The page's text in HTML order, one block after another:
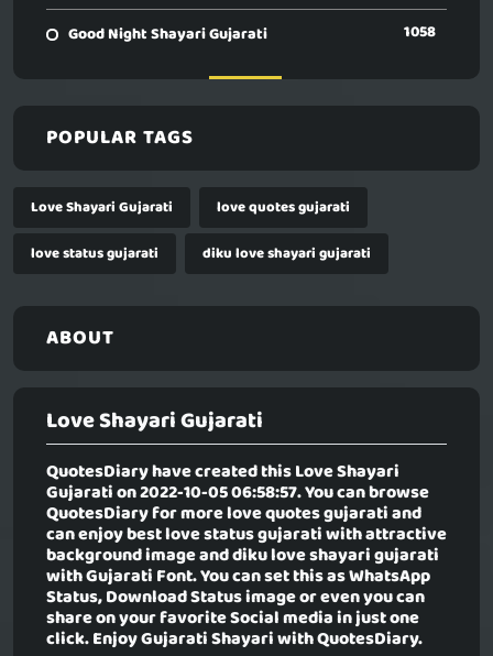
Good Night Shayari Gujarati 1058
POPULAR TAGS
Love Shayari Gujarati
love quotes gujarati
love status gujarati
diku love shayari gujarati
ABOUT
Love Shayari Gujarati
QuotesDiary have created thisLove Shayari
Gujaration 2022-10-05 06:58:57. You can browse
QuotesDiary for more love quotes gujarati and
can enjoy best love status gujarati with attractive
background image and diku love shayari gujarati
with Gujarati Font. You can set this as WhatsApp
Status, Download Status image or even you can
share on your favorite Social media in just one
click. Enjoy Gujarati Shayari with QuotesDiary.